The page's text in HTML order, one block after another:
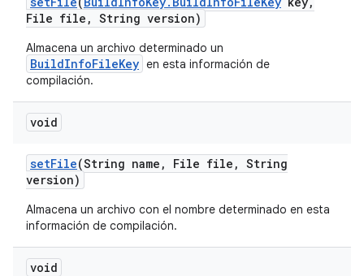
File file , String version)
Almacena un archivo determinado un
BuildInfoFileKey en esta información de
compilación.
void
setFile(String name , File file , String
version)
Almacena un archivo con el nombre determinado en esta
información de compilación.
void